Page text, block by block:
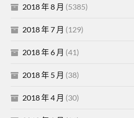
2018 年 8 月 (5385)
2018 年 7 月 (129)
2018 年 6 月 (41)
2018 年 5 月 (38)
2018 年 4 月 (30)